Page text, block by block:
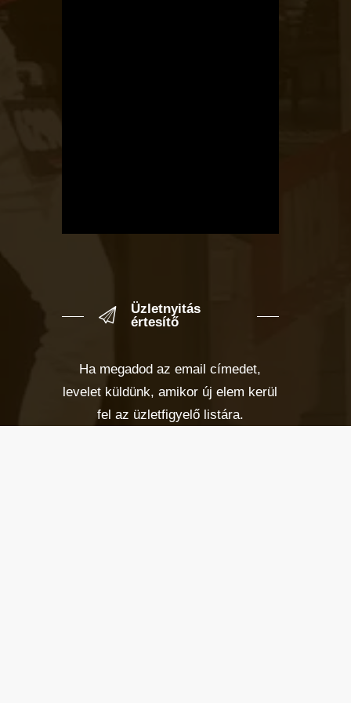
Üzletnyitás
értesítő
Ha megadod az email címedet,
levelet küldünk, amikor új elem kerül
fel az üzletfigyelő listára.